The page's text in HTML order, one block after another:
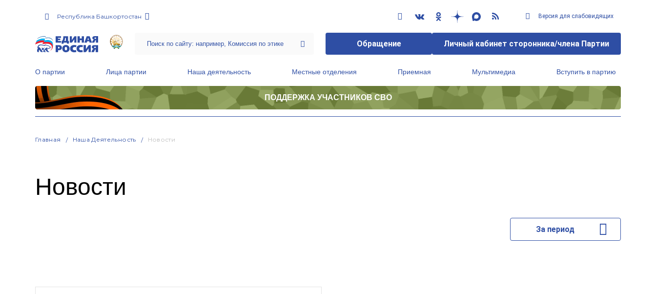
Республика Башкортостан Версия для слабовидящих
Обращение Личный кабинет сторонника/члена Партии
О партии Лица партии Наша деятельность Местные отделения Приемная Мультимедиа Вступить в партию
ПОДДЕРЖКА УЧАСТНИКОВ СВО
Главная Наша Деятельность Новости
Новости
За период